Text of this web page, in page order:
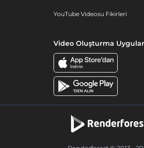
YouTube Videosu Fikirleri
Video Oluşturma